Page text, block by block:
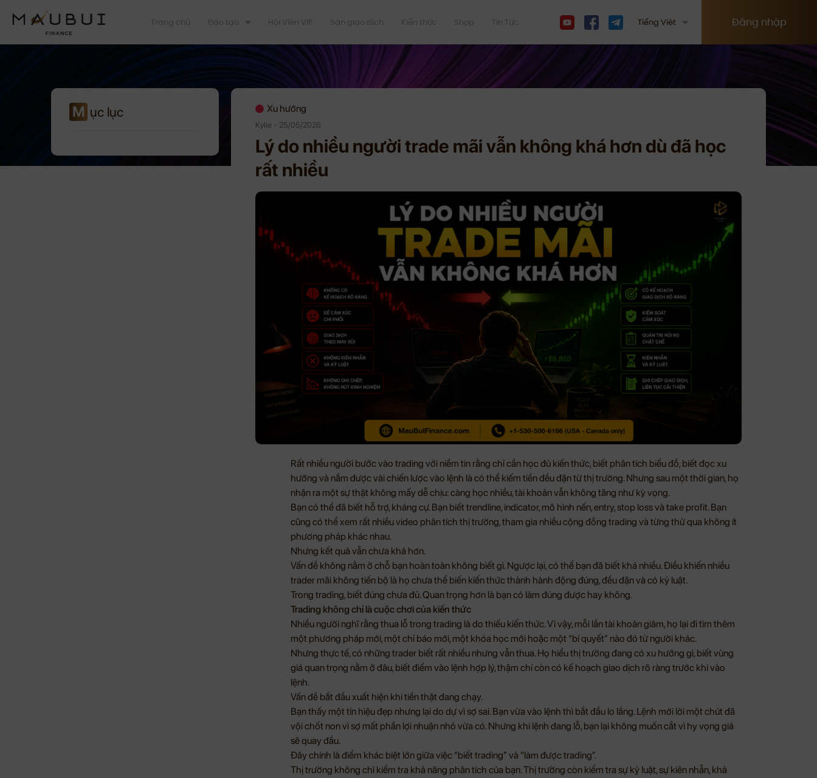
Trang chủ Đào tạo Hội Viên VIP Sàn giao dịch Kiến thức Shop Tin Tức Tiếng Việt Đăng nhập
M ục lục Xu hướng
Kylie - 25/05/2026
Lý do nhiều người trade mãi vẫn không khá hơn dù đã học
rất nhiều
Rất nhiều người bước vào trading với niềm tin rằng chỉ cần học đủ kiến thức, biết phân tích biểu đồ, biết đọc xu
hướng và nắm được vài chiến lược vào lệnh là có thể kiếm tiền đều đặn từ thị trường. Nhưng sau một thời gian, họ
nhận ra một sự thật không mấy dễ chịu: càng học nhiều, tài khoản vẫn không tăng như kỳ vọng.
Bạn có thể đã biết hỗ trợ, kháng cự. Bạn biết trendline, indicator, mô hình nến, entry, stop loss và take profit. Bạn
cũng có thể xem rất nhiều video phân tích thị trường, tham gia nhiều cộng đồng trading và từng thử qua không ít
phương pháp khác nhau.
Nhưng kết quả vẫn chưa khá hơn.
Vấn đề không nằm ở chỗ bạn hoàn toàn không biết gì. Ngược lại, có thể bạn đã biết khá nhiều. Điều khiến nhiều
trader mãi không tiến bộ là họ chưa thể biến kiến thức thành hành động đúng, đều đặn và có kỷ luật.
Trong trading, biết đúng chưa đủ. Quan trọng hơn là bạn có làm đúng được hay không.
Trading không chỉ là cuộc chơi của kiến thức
Nhiều người nghĩ rằng thua lỗ trong trading là do thiếu kiến thức. Vì vậy, mỗi lần tài khoản giảm, họ lại đi tìm thêm
một phương pháp mới, một chỉ báo mới, một khóa học mới hoặc một “bí quyết” nào đó từ người khác.
Nhưng thực tế, có những trader biết rất nhiều nhưng vẫn thua. Họ hiểu thị trường đang có xu hướng gì, biết vùng
giá quan trọng nằm ở đâu, biết điểm vào lệnh hợp lý, thậm chí còn có kế hoạch giao dịch rõ ràng trước khi vào
lệnh.
Vấn đề bắt đầu xuất hiện khi tiền thật đang chạy.
Bạn thấy một tín hiệu đẹp nhưng lại do dự vì sợ sai. Bạn vừa vào lệnh thì bắt đầu lo lắng. Lệnh mới lời một chút đã
vội chốt non vì sợ mất phần lợi nhuận nhỏ vừa có. Nhưng khi lệnh đang lỗ, bạn lại không muốn cắt vì hy vọng giá
sẽ quay đầu.
Đây chính là điểm khác biệt lớn giữa việc “biết trading” và “làm được trading”.
Thị trường không chỉ kiểm tra khả năng phân tích của bạn. Thị trường còn kiểm tra sự kỷ luật, sự kiên nhẫn, khả